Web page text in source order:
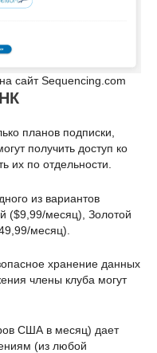
сайт Sequencing.com
планов подписки,
получить доступ ко
их по отдельности.
из вариантов
($9,99/месяц), Золотой
месяц).
хранение данных
члены клуба могут
США в месяц) дает
(из любой